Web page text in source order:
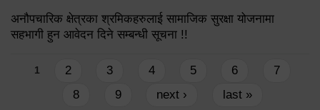
अनौपचारिक क्षेत्रका श्रमिकहरुलाई सामाजिक सुरक्षा योजनामा
सहभागी हुन आवेदन दिने सम्बन्धी सूचना !!
Pages
1 2 3 4 5 6
7
8
9 next › last »